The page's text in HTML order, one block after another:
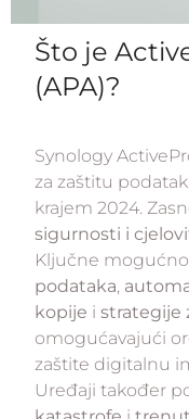
Što je
(APA)?
Synology
za zaštitu
krajem 2024.
sigurnosti i
Ključne
podataka,
kopije i strategije
omogućavajući
zaštite digitalnu
Uređaji također